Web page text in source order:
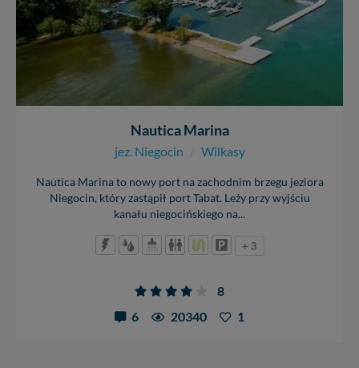
Nautica Marina
jez. Niegocin / Wilkasy
Nautica Marina to nowy port na zachodnim brzegu jeziora
Niegocin, który zastąpił port Tabat. Leży przy wyjściu
kanału niegocińskiego na...
+ 3
8
6
20340 1